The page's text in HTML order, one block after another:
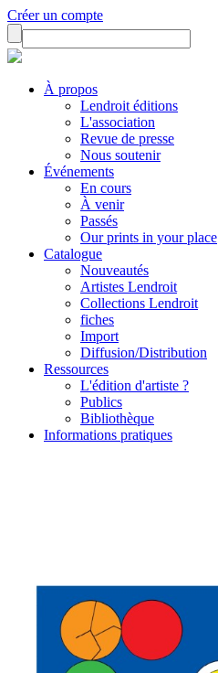
Créer un compte
À propos
Lendroit éditions
L'association
Revue de presse
Nous soutenir
Événements
En cours
À venir
Passés
Our prints in your place
Catalogue
Nouveautés
Artistes Lendroit
Collections Lendroit
fiches
Import
Diffusion/Distribution
Ressources
L'édition d'artiste ?
Publics
Bibliothèque
Informations pratiques